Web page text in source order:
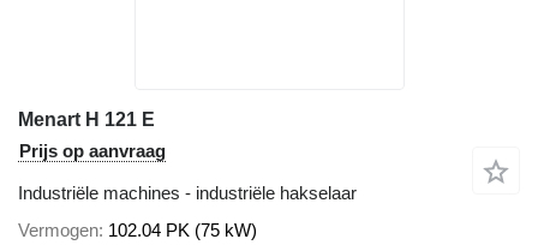
Menart H 121 E
Prijs op aanvraag
Industriële machines - industriële hakselaar
Vermogen 102.04 PK (75 kW)